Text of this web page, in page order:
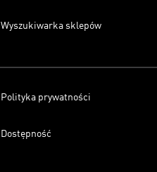
Wyszukiwarka sklepów
Polityka prywatności
Dostępność